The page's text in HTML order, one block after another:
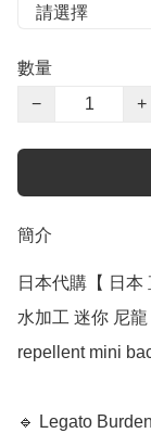
數量
−
+
簡介
日本代購【 日本
水加工 迷你 尼
repellent mini
🔹 Legato